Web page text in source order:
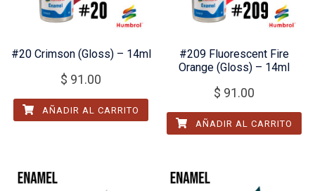
#20 Crimson (Gloss) – 14ml
$ 91.00
AÑADIR AL CARRITO
#209 Fluorescent Fire
Orange (Gloss) – 14ml
$ 91.00
AÑADIR AL CARRITO